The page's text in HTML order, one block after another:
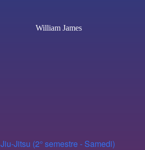
William James
Jiu-Jitsu (2° semestre - Samedi)